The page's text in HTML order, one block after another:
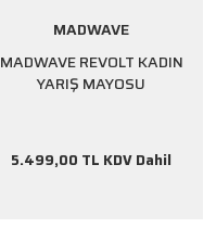
MADWAVE
MADWAVE REVOLT KADIN
YARIŞ MAYOSU
5.499,00 TL KDV Dahil